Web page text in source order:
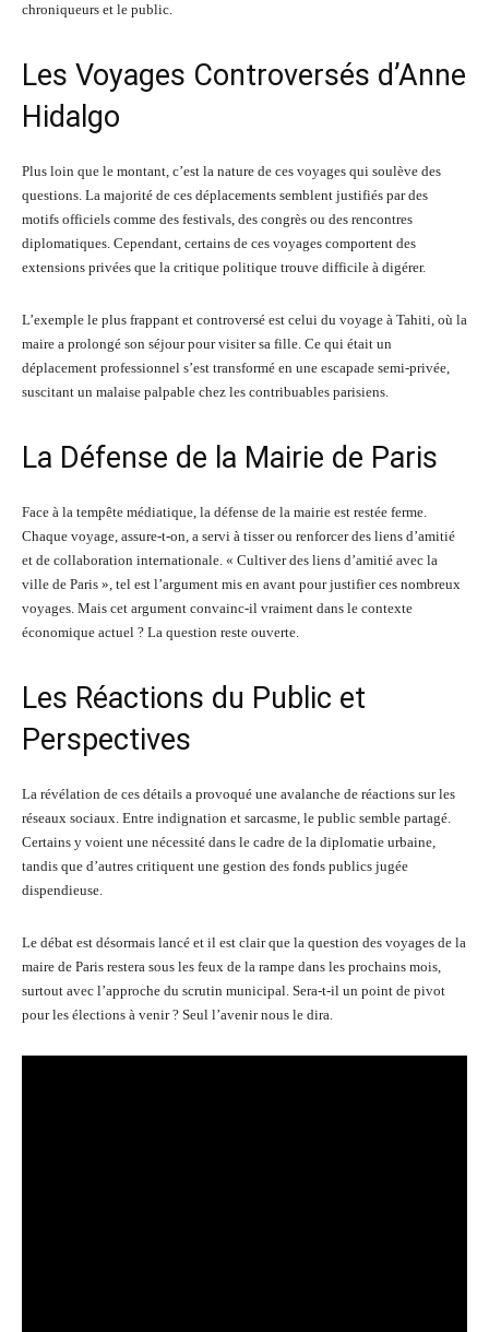
chroniqueurs et le public.
Les Voyages Controversés d’Anne
Hidalgo
Plus loin que le montant, c’est la nature de ces voyages qui soulève des
questions. La majorité de ces déplacements semblent justifiés par des
motifs officiels comme des festivals, des congrès ou des rencontres
diplomatiques. Cependant, certains de ces voyages comportent des
extensions privées que la critique politique trouve difficile à digérer.
L’exemple le plus frappant et controversé est celui du voyage à Tahiti, où la
maire a prolongé son séjour pour visiter sa fille. Ce qui était un
déplacement professionnel s’est transformé en une escapade semi-privée,
suscitant un malaise palpable chez les contribuables parisiens.
La Défense de la Mairie de Paris
Face à la tempête médiatique, la défense de la mairie est restée ferme.
Chaque voyage, assure-t-on, a servi à tisser ou renforcer des liens d’amitié
et de collaboration internationale. « Cultiver des liens d’amitié avec la
ville de Paris », tel est l’argument mis en avant pour justifier ces nombreux
voyages. Mais cet argument convainc-il vraiment dans le contexte
économique actuel ? La question reste ouverte.
Les Réactions du Public et
Perspectives
La révélation de ces détails a provoqué une avalanche de réactions sur les
réseaux sociaux. Entre indignation et sarcasme, le public semble partagé.
Certains y voient une nécessité dans le cadre de la diplomatie urbaine,
tandis que d’autres critiquent une gestion des fonds publics jugée
dispendieuse.
Le débat est désormais lancé et il est clair que la question des voyages de la
maire de Paris restera sous les feux de la rampe dans les prochains mois,
surtout avec l’approche du scrutin municipal. Sera-t-il un point de pivot
pour les élections à venir ? Seul l’avenir nous le dira.